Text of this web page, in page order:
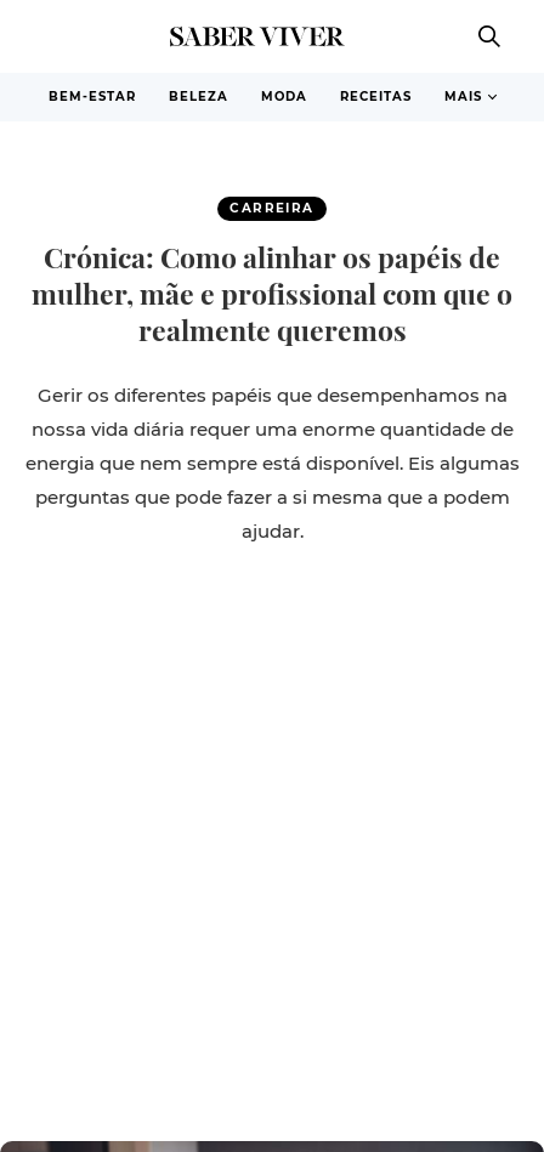
BEM-ESTAR BELEZA MODA RECEITAS MAIS
CARREIRA
Crónica: Como alinhar os papéis de
mulher, mãe e profissional com que o
realmente queremos
Gerir os diferentes papéis que desempenhamos na
nossa vida diária requer uma enorme quantidade de
energia que nem sempre está disponível. Eis algumas
perguntas que pode fazer a si mesma que a podem
ajudar.